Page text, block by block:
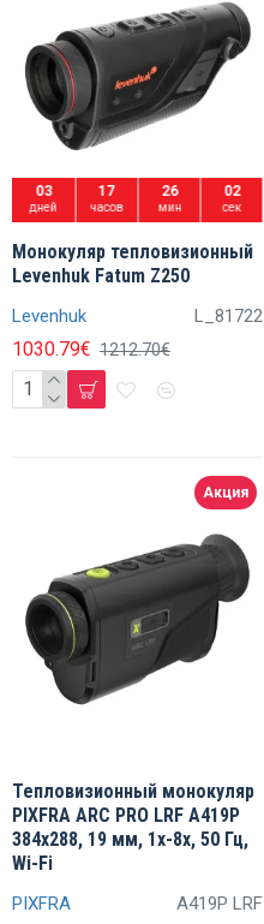
03
дней
17
часов
26
мин
01
сек
Levenhuk L_81722
Монокуляр тепловизионный
Levenhuk Fatum Z250
1030.79€ 1212.70€
Акция
PIXFRA A419P LRF
Тепловизионный монокуляр
PIXFRA ARC PRO LRF A419P
384x288, 19 мм, 1x-8x, 50 Гц,
Wi-Fi